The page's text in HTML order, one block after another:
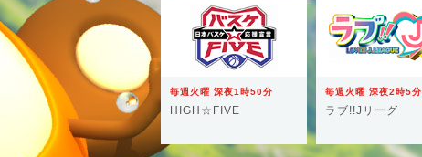
毎週火曜 深夜1時50分
HIGH☆FIVE
毎週火曜 深夜2時5分
ラブ!!Jリーグ